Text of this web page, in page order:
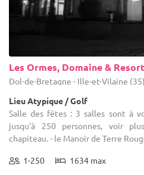
Les Ormes, Domaine & Resort
Dol-de-Bretagne - Ille-et-Vilaine (35)
Lieu Atypique / Golf
Salle des fêtes : 3 salles sont à
jusqu'à 250 personnes, voir
chapiteau. - le Manoir de Terre
1-250 1634 max